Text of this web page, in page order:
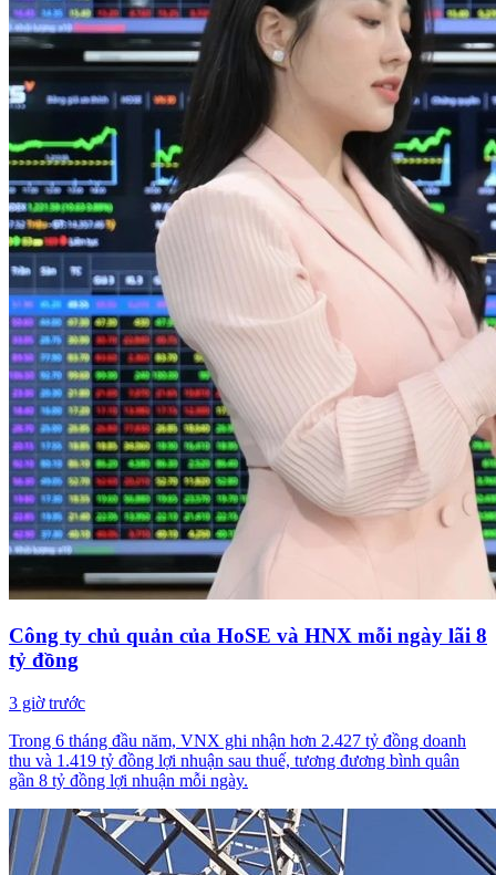
Công ty chủ quản của HoSE và HNX mỗi ngày lãi 8
tỷ đồng
3 giờ trước
Trong 6 tháng đầu năm, VNX ghi nhận hơn 2.427 tỷ đồng doanh
thu và 1.419 tỷ đồng lợi nhuận sau thuế, tương đương bình quân
gần 8 tỷ đồng lợi nhuận mỗi ngày.